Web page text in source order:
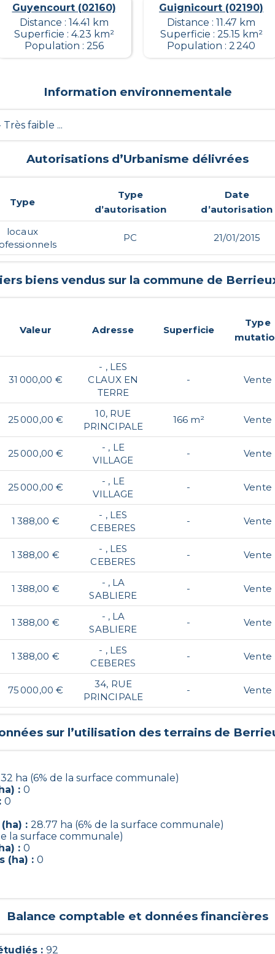
Guyencourt (02160)
Distance : 14.41 km
Superficie : 4.23 km²
Population : 256
Guignicourt (02190)
Distance : 11.47 km
Superficie : 25.15 km²
Population : 2 240
Information environnementale
Très faible ...
Autorisations d’Urbanisme délivrées
Type
Type
d’autorisation
Date
d’autorisation
locaux
PC 21/01/2015
biens vendus sur la commune de
Valeur Adresse Superficie
Type
31 000,00 €
- , LES
CLAUX EN
TERRE
- Vente
25 000,00 €
10, RUE
PRINCIPALE
166 m² Vente
25 000,00 €
- , LE
VILLAGE
- Vente
25 000,00 €
- , LE
VILLAGE
- Vente
1 388,00 €
- , LES
CEBERES
- Vente
1 388,00 €
- , LES
CEBERES
- Vente
1 388,00 €
- , LA
SABLIERE
- Vente
1 388,00 €
- , LA
SABLIERE
- Vente
1 388,00 €
- , LES
CEBERES
- Vente
75 000,00 €
34, RUE
PRINCIPALE
- Vente
sur l’utilisation des terrains de
ha (6% de la surface communale)
: 0
0
: 28.77 ha (6% de la surface communale)
la surface communale)
: 0
(ha) : 0
Balance comptable et données financières
: 92